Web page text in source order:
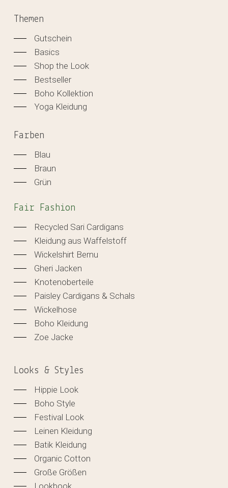
Themen
Gutschein
Basics
Shop the Look
Bestseller
Boho Kollektion
Yoga Kleidung
Farben
Blau
Braun
Grün
Fair Fashion
Recycled Sari Cardigans
Kleidung aus Waffelstoff
Wickelshirt Bernu
Gheri Jacken
Knotenoberteile
Paisley Cardigans & Schals
Wickelhose
Boho Kleidung
Zoe Jacke
Looks & Styles
Hippie Look
Boho Style
Festival Look
Leinen Kleidung
Batik Kleidung
Organic Cotton
Große Größen
Lookbook